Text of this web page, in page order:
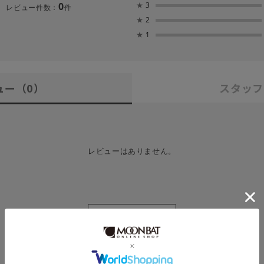
レビュー件数： 0件 ★ 3
★ 2
★ 1
ー （0） スタッ
レビューはありません。